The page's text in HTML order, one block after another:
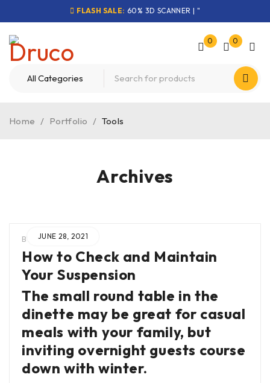
FLASH SALE: 60% 3D SCANNER | "
0 0
Archives
Home / Portfolio / Tools
JUNE 28, 2021
BY ADMIN IN
How to Check and Maintain
Your Suspension
The small round table in the
dinette may be great for casual
meals with your family, but
inviting overnight guests course
down with winter.